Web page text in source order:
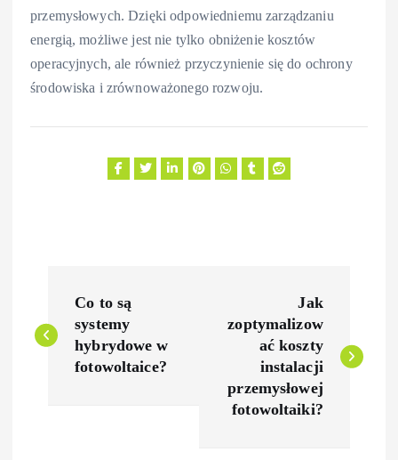
przemysłowych. Dzięki odpowiedniemu zarządzaniu
energią, możliwe jest nie tylko obniżenie kosztów
operacyjnych, ale również przyczynienie się do ochrony
środowiska i zrównoważonego rozwoju.
a
Co to są
systemy
hybrydowe w
fotowoltaice?
Jak
zoptymalizow
ać koszty
instalacji
przemysłowej
fotowoltaiki?